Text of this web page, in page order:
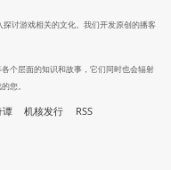
讨游戏相关的文化。我们开发原创的播客
个层面的知识和故事，它们同时也会辐射
您。
谭 机核发行 RSS